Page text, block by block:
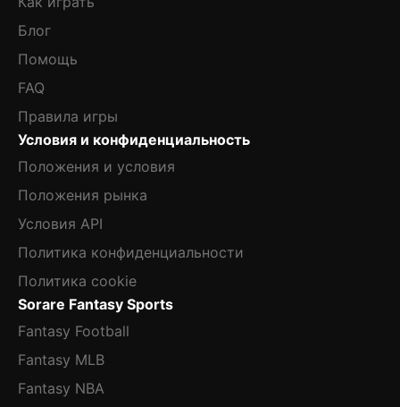
Блог
Помощь
FAQ
Правила игры
Условия и конфиденциальность
Положения и условия
Положения рынка
Условия API
Политика конфиденциальности
Политика cookie
Sorare Fantasy Sports
Fantasy Football
Fantasy MLB
Fantasy NBA